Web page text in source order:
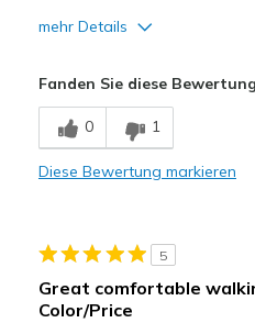
mehr Details
Geeignete Verwendung
Freizeitkleidung
Größe
Meine Meinung zu
Schuhen
Fanden Sie diese
0 1
Diese Bewertung markieren
5
Great comfortable
Color/Price